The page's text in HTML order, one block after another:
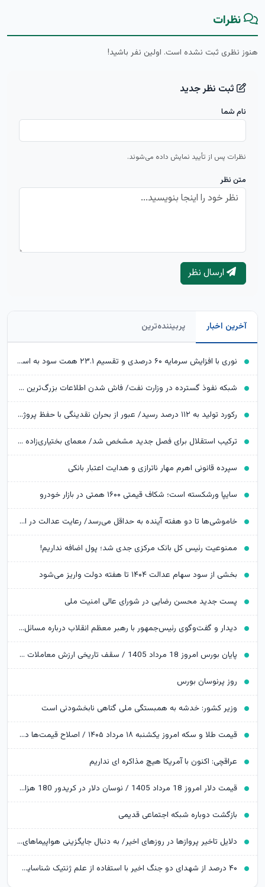
نظرات
هنوز نظری ثبت نشده است. اولین نفر باشید!
ثبت نظر جدید
نام شما
نظرات پس از تأیید نمایش داده می‌شوند.
متن نظر
ارسال نظر
آخرین اخبار پربیننده‌ترین
نوری با افزایش سرمایه ۶۰ درصدی و تقسیم ۲۳.۱ همت سود به استقبال توسعه رفت
شبکه نفوذ گسترده در وزارت نفت/ فاش شدن اطلاعات بزرگ‌ترین تراستی‌ آلوده
رکورد تولید به ۱۱۲ درصد رسید/ عبور از بحران نقدینگی با حفظ پروژه‌های توسعه‌ای
ترکیب استقلال برای فصل جدید مشخص شد/ معمای بختیاری‌زاده در یک پست مهم
سپرده قانونی اهرم مهار ناترازی و هدایت اعتبار بانکی
سایپا ورشکسته است؛ شکاف قیمتی ۱۶۰۰ همتی در بازار خودرو
خاموشی‌ها تا دو هفته آینده به حداقل می‌رسد/ رعایت عدالت در اعمال محدودیت‌ها
ممنوعیت رئیس کل بانک مرکزی جدی شد؛ پول اضافه نداریم!
بخشی از سود سهام عدالت ۱۴۰۴ تا هفته دولت واریز می‌شود
پست جدید محسن رضایی در شورای عالی امنیت ملی
دیدار و گفت‌وگوی رئیس‌جمهور با رهبر معظم انقلاب درباره مسائل اقتصادی و نظامی کشور
پایان بورس امروز 18 مرداد 1405 / سقف تاریخی ارزش معاملات خرد شکسته شد
روز پرنوسان بورس
وزیر کشور: خدشه به همبستگی ملی گناهی نابخشودنی است
قیمت طلا و سکه امروز یکشنبه ۱۸ مرداد ۱۴۰۵ / اصلاح قیمت‌ها در بازار طلا ادامه دارد
عراقچی: اکنون با آمریکا هیچ مذاکره ای نداریم
قیمت دلار امروز 18 مرداد 1405 / نوسان دلار در کریدور 180 هزار تومانی
بازگشت دوباره شبکه اجتماعی قدیمی
دلایل تاخیر پروازها در روزهای اخیر/ به دنبال جایگزینی هواپیماهای نو هستیم
۴۰ درصد از شهدای دو جنگ اخیر با استفاده از علم ژنتیک شناسایی شدند/ ۳۵۱۹ شهید جنگ رمضان